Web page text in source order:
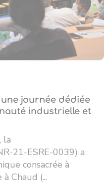
une journée dédiée
industrielle et
la
21-ESRE-0039) a
consacrée à
Chaud (...